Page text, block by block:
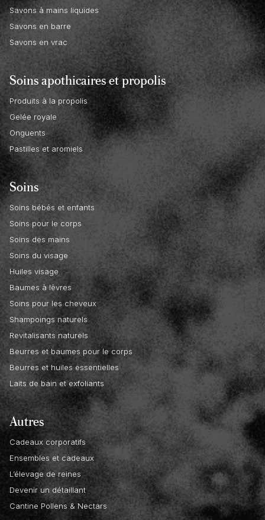
Savons à mains liquides
Savons en barre
Savons en vrac
Soins apothicaires et propolis
Produits à la propolis
Gelée royale
Onguents
Pastilles et aromiels
Soins
Soins bébés et enfants
Soins pour le corps
Soins des mains
Soins du visage
Huiles visage
Baumes à lèvres
Soins pour les cheveux
Shampoings naturels
Revitalisants naturels
Beurres et baumes pour le corps
Beurres et huiles essentielles
Laits de bain et exfoliants
Autres
Cadeaux corporatifs
Ensembles et cadeaux
L’élevage de reines
Devenir un détaillant
Cantine Pollens & Nectars